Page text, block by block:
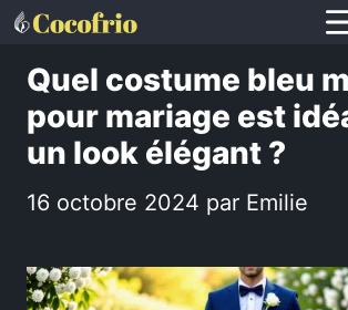
Aller
contenu
Quel costume bleu
pour mariage est
un look élégant ?
16 octobre 2024 par Emilie